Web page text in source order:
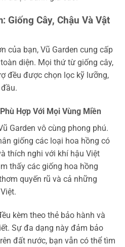
Giống Cây, Chậu Và Vật
của bạn, Vũ Garden cung cấp
diện. Mọi thứ từ giống cây,
đều được chọn lọc kỹ lưỡng,
Hợp Với Mọi Vùng Miền
Garden vô cùng phong phú.
giống các loại hoa hồng có
thích nghi với khí hậu Việt
thấy các giống hoa hồng
quyến rũ và cả những
kèm theo thẻ bảo hành và
Sự đa dạng này đảm bảo
đất nước, bạn vẫn có thể tìm